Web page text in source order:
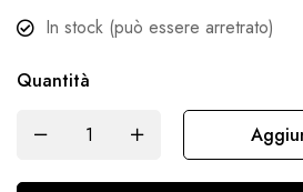
In stock (può essere arretrato)
Quantità